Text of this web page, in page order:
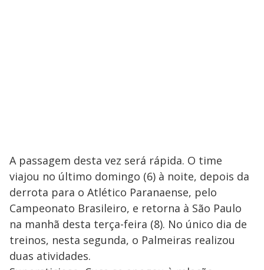
A passagem desta vez será rápida. O time
viajou no último domingo (6) à noite, depois da
derrota para o Atlético Paranaense, pelo
Campeonato Brasileiro, e retorna à São Paulo
na manhã desta terça-feira (8). No único dia de
treinos, nesta segunda, o Palmeiras realizou
duas atividades.